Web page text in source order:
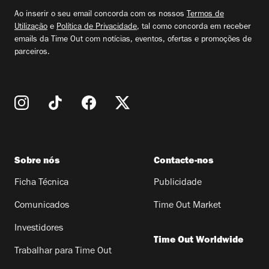
19 de SetembroDino D’SantiagoConway
the MachineUN!DD (Acácia Maior, Cachupa
DJ Nigga Fox e Helviofox)NennyLena
Ao inserir o seu email concorda com os nossos Termos de
Utilização e Política de Privacidade, tal como concorda em receber
emails da Time Out com notícias, eventos, ofertas e promoções de
parceiros.
Sobre nós
Ficha Técnica
Comunicados
Investidores
Trabalhar para Time Out
Contacte-nos
Publicidade
Time Out Market
Time Out Worldwide